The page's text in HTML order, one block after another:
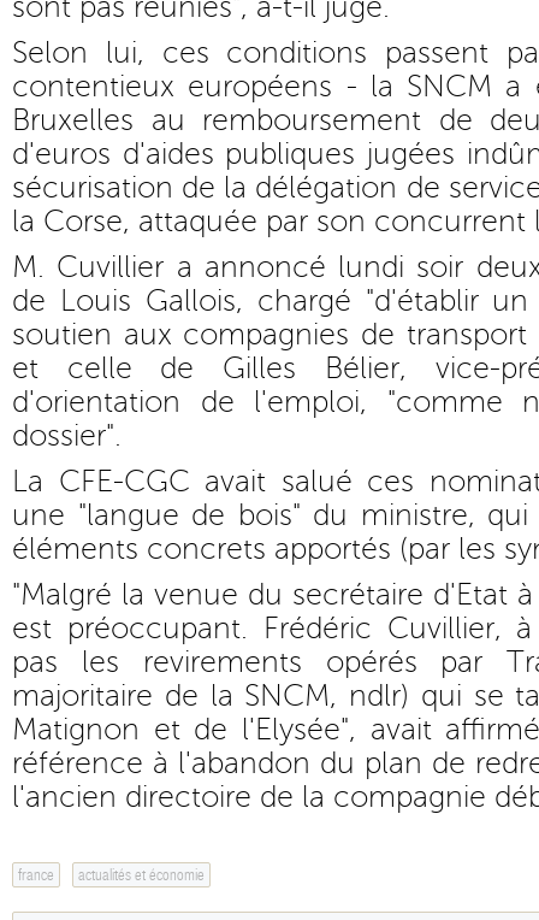
sont pas réunies", a-t-il jugé.
Selon lui, ces conditions passent
contentieux européens - la SNCM a
Bruxelles au remboursement de
d'euros d'aides publiques jugées
sécurisation de la délégation de
la Corse, attaquée par son concurrent
M. Cuvillier a annoncé lundi soir
de Louis Gallois, chargé "d'établir
soutien aux compagnies de transport
et celle de Gilles Bélier, vice-
d'orientation de l'emploi, "comme
dossier".
La CFE-CGC avait salué ces
une "langue de bois" du ministre,
éléments concrets apportés (par les
"Malgré la venue du secrétaire d'Etat
est préoccupant. Frédéric Cuvillier,
pas les revirements opérés par
majoritaire de la SNCM, ndlr) qui se
Matignon et de l'Elysée", avait
référence à l'abandon du plan de
l'ancien directoire de la compagnie
france actualités et économie